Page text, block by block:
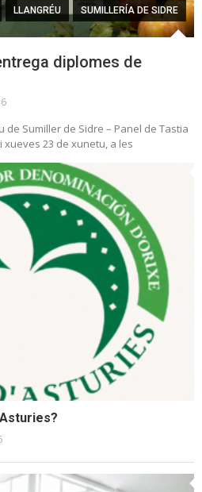
LLANGRÉU SUMILLERÍA DE SIDRE
diplomes de
de Sumiller de Sidre – Panel de Tastia
23 de xunetu, a les